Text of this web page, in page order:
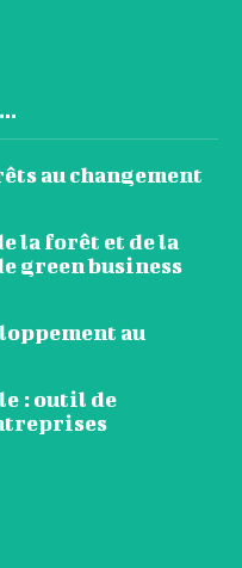
au changement
la forêt et de la
green business
au
: outil de